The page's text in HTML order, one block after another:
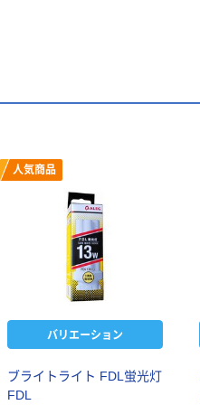
人気商品
バリエーション
ブライトライト FDL蛍光灯
FDL